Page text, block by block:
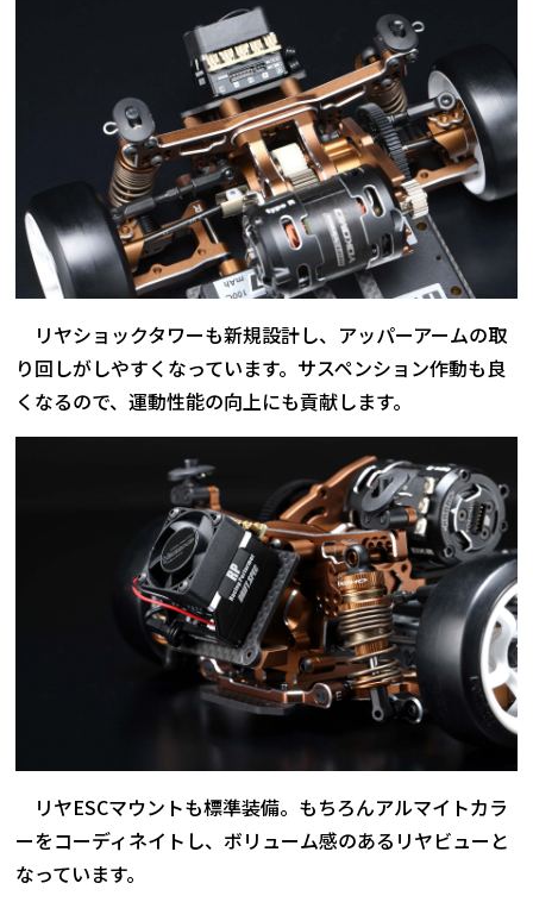
リヤショックタワーも新規設計し、アッパーアームの取
り回しがしやすくなっています。サスペンション作動も良
くなるので、運動性能の向上にも貢献します。
リヤESCマウントも標準装備。もちろんアルマイトカラ
ーをコーディネイトし、ボリューム感のあるリヤビューと
なっています。